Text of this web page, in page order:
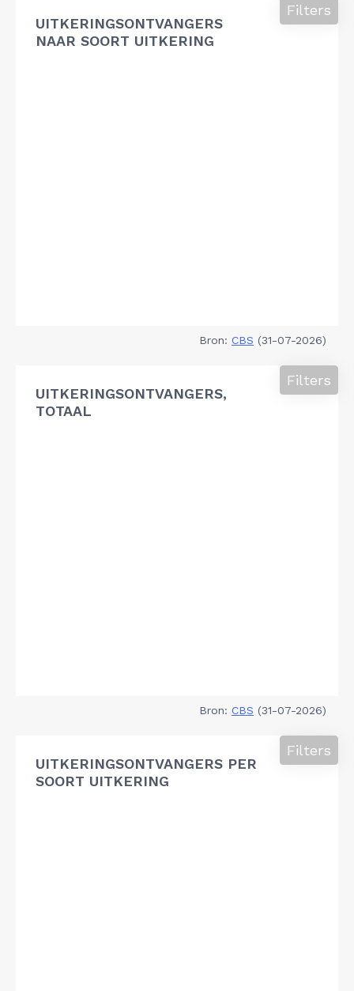
UITKERINGSONTVANGERS
NAAR SOORT UITKERING
Filters
Bron: CBS (31-07-2026)
UITKERINGSONTVANGERS,
TOTAAL
Filters
Bron: CBS (31-07-2026)
UITKERINGSONTVANGERS PER
SOORT UITKERING
Filters